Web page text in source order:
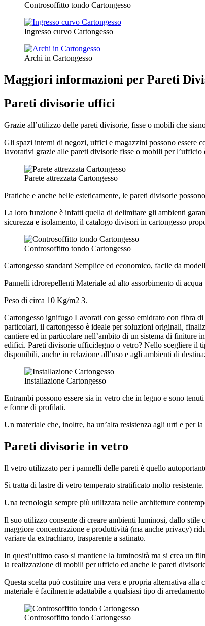
Controsoffitto tondo Cartongesso
Ingresso curvo Cartongesso
Archi in Cartongesso
Maggiori informazioni per Pareti
Pareti divisorie uffici
Grazie all’utilizzo delle pareti divisorie, fisse o mobili che
Gli spazi interni di negozi, uffici e magazzini possono essere
lavorativi grazie alle pareti divisorie fisse o mobili per l’ufficio
Parete attrezzata Cartongesso
Pratiche e anche belle esteticamente, le pareti divisorie
La loro funzione è infatti quella di delimitare gli ambienti
sicurezza e isolamento, il catalogo divisori in cartongesso
Controsoffitto tondo Cartongesso
Cartongesso standard Semplice ed economico, facile da
Pannelli idrorepellenti Materiale ad alto assorbimento di
Peso di circa 10 Kg/m2 3.
Cartongesso ignifugo Lavorati con gesso emidrato con fibra
particolari, il cartongesso è ideale per soluzioni originali,
cantiere ed in particolare nell’ambito di un sistema di finiture
edifici. Pareti divisorie uffici:legno o vetro? Nello scegliere il
disponibili, anche in relazione all’uso e agli ambienti di
Installazione Cartongesso
Entrambi possono essere sia in vetro che in legno e sono
e forme di profilati.
Un materiale che, inoltre, ha un’alta resistenza agli urti e per
Pareti divisorie in vetro
Il vetro utilizzato per i pannelli delle pareti è quello
Si tratta di lastre di vetro temperato stratificato molto resistente.
Una tecnologia sempre più utilizzata nelle architetture
Il suo utilizzo consente di creare ambienti luminosi, dallo
maggiore concentrazione e produttività (ma anche privacy)
variare da extrachiaro, trasparente a satinato.
In quest’ultimo caso si mantiene la luminosità ma si crea un
la realizzazione di mobili per ufficio ed anche le pareti
Questa scelta può costituire una vera e propria alternativa
materiale è facilmente adattabile a qualsiasi tipo di
Controsoffitto tondo Cartongesso